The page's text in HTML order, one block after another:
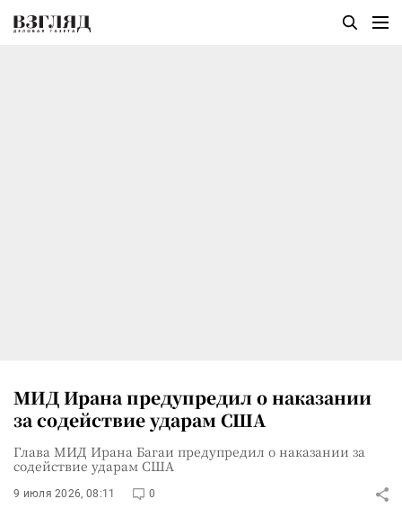
МИД Ирана предупредил о наказании
за содействие ударам США
Глава МИД Ирана Багаи предупредил о наказании за
содействие ударам США
9 июля 2026, 08:11 0